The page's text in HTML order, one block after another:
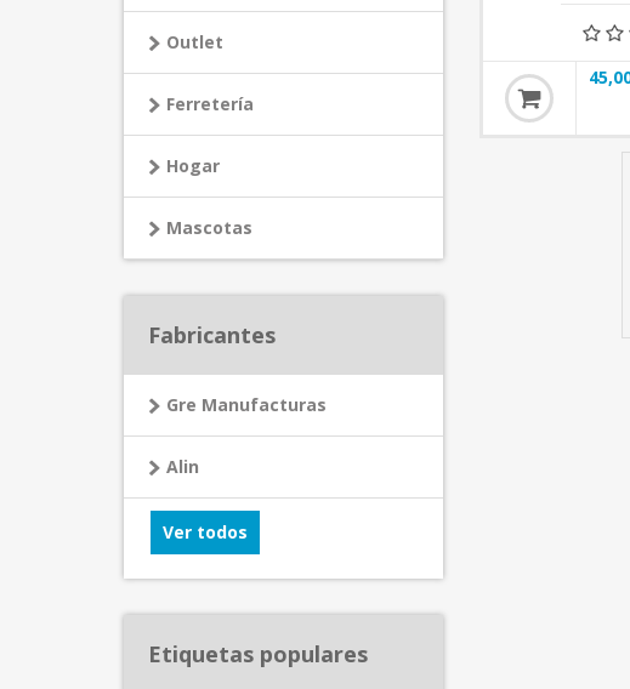
Outlet
Ferretería
Hogar
Mascotas
Fabricantes
Gre Manufacturas
Alin
Ver todos
Etiquetas populares